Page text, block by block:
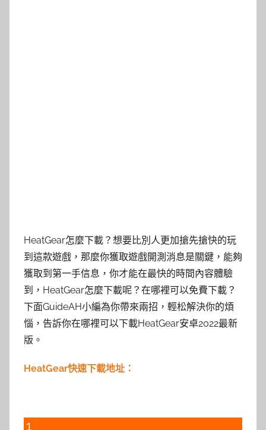
HeatGear怎麼下載？想要比別人更加搶先搶快的玩
到這款遊戲，那麼你獲取遊戲開測消息是關鍵，能夠
獲取到第一手信息，你才能在最快的時間內容體驗
到，HeatGear怎麼下載呢？在哪裡可以免費下載？
下面GuideAH小編為你帶來兩招，輕松解決你的煩
惱，告訴你在哪裡可以下載HeatGear安卓2022最新
版。
HeatGear快速下載地址：
1